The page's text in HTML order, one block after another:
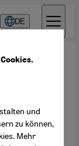
DE
es
und
zu können,
Mehr